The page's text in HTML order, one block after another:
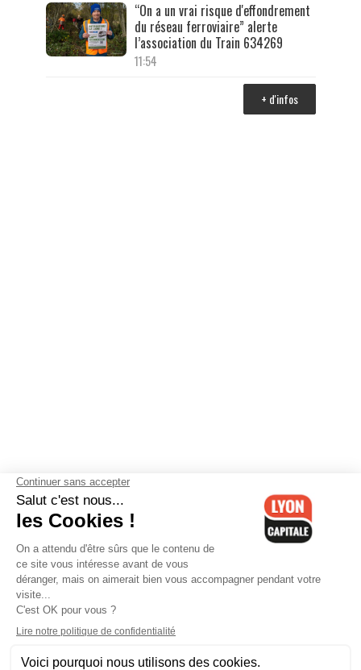
“On a un vrai risque d'effondrement
du réseau ferroviaire” alerte
l’association du Train 634269
11:54
+ d'infos